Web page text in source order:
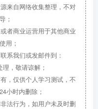
来自网络收集整理，不对
；
者商业运营用于其他商业
用；
系我们或发邮件到：
，敬请谅解；
，仅供个人学习测试，不
小时内删除；
法行为，如用户未及时删